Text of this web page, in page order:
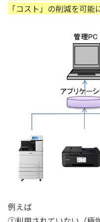
「コスト」の削減を可能
例えば